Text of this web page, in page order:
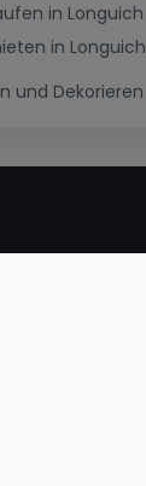
in Longuich
in Longuich
und Dekorieren